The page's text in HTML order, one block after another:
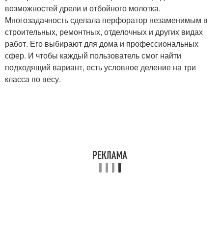
возможностей дрели и отбойного молотка.
Многозадачность сделала перфоратор незаменимым в
строительных, ремонтных, отделочных и других видах
работ. Его выбирают для дома и профессиональных
сфер. И чтобы каждый пользователь смог найти
подходящий вариант, есть условное деление на три
класса по весу.